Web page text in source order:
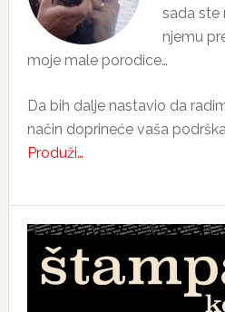
sada ste
njemu
moje male porodice…
Da bih dalje nastavio da
način doprineće vaša
Produži…